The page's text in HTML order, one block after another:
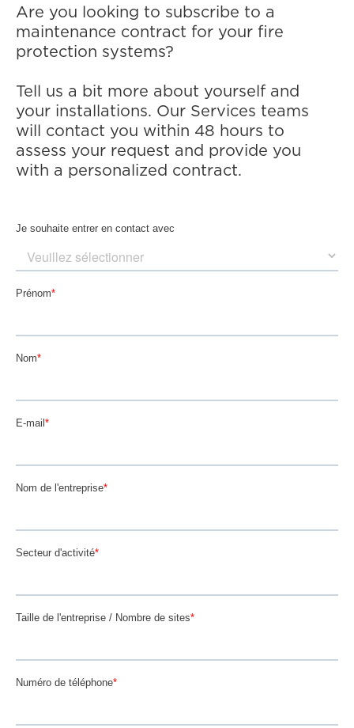
Are you looking to subscribe to a
maintenance contract for your fire
protection systems?
Tell us a bit more about yourself and
your installations. Our Services teams
will contact you within 48 hours to
assess your request and provide you
with a personalized contract.